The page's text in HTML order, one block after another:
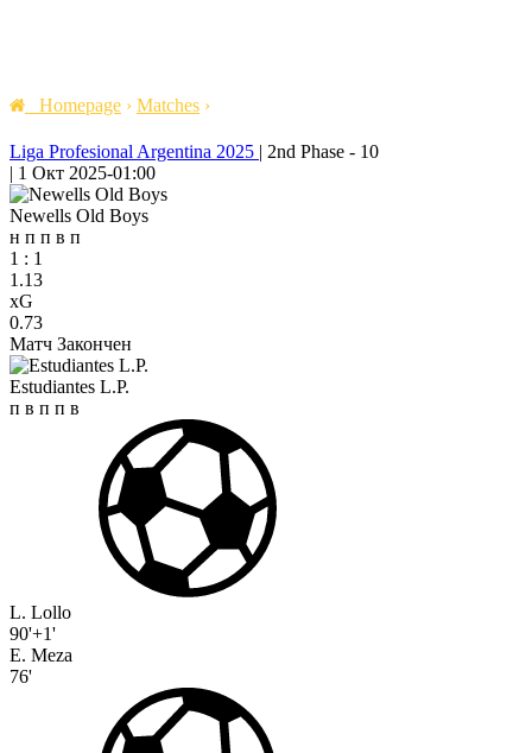
Homepage › Matches ›
Liga Profesional Argentina 2025 | 2nd Phase - 10
| 1 Окт 2025-01:00
Newells Old Boys
н п п в п
1 : 1
1.13
xG
0.73
Матч Закончен
Estudiantes L.P.
п в п п в
L. Lollo
90'+1'
E. Meza
76'